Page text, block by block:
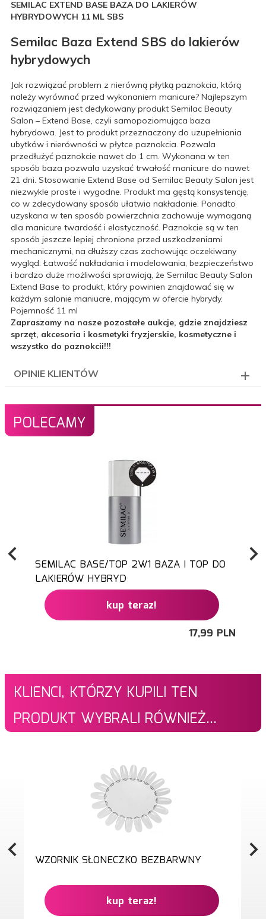
SEMILAC EXTEND BASE BAZA DO LAKIERÓW
HYBRYDOWYCH 11 ML SBS
Semilac Baza Extend SBS do lakierów
hybrydowych
Jak rozwiązać problem z nierówną płytką paznokcia, którą
należy wyrównać przed wykonaniem manicure? Najlepszym
rozwiązaniem jest dedykowany produkt Semilac Beauty
Salon – Extend Base, czyli samopoziomująca baza
hybrydowa. Jest to produkt przeznaczony do uzupełniania
ubytków i nierówności w płytce paznokcia. Pozwala
przedłużyć paznokcie nawet do 1 cm. Wykonana w ten
sposób baza pozwala uzyskać trwałość manicure do nawet
21 dni. Stosowanie Extend Base od Semilac Beauty Salon jest
niezwykle proste i wygodne. Produkt ma gęstą konsystencję,
co w zdecydowany sposób ułatwia nakładanie. Ponadto
uzyskana w ten sposób powierzchnia zachowuje wymaganą
dla manicure twardość i elastyczność. Paznokcie są w ten
sposób jeszcze lepiej chronione przed uszkodzeniami
mechanicznymi, na dłuższy czas zachowując oczekiwany
wygląd. Łatwość nakładania i modelowania, bezpieczeństwo
i bardzo duże możliwości sprawiają, że Semilac Beauty Salon
Extend Base to produkt, który powinien znajdować się w
każdym salonie maniucre, mającym w ofercie hybrydy.
Pojemność 11 ml
Zapraszamy na nasze pozostałe aukcje, gdzie znajdziesz
sprzęt, akcesoria i kosmetyki fryzjerskie, kosmetyczne i
wszystko do paznokcii!!!
OPINIE KLIENTÓW
POLECAMY
SEMILAC BASE/TOP 2W1 BAZA I TOP DO
LAKIERÓW HYBRYD
kup teraz!
17,99 PLN
KLIENCI, KTÓRZY KUPILI TEN
PRODUKT WYBRALI RÓWNIEŻ...
WZORNIK SŁONECZKO BEZBARWNY
kup teraz!